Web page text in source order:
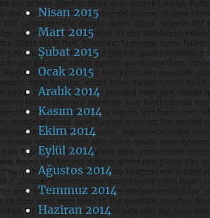
Nisan 2015
Mart 2015
Şubat 2015
Ocak 2015
Aralık 2014
Kasım 2014
Ekim 2014
Eylül 2014
Ağustos 2014
Temmuz 2014
Haziran 2014